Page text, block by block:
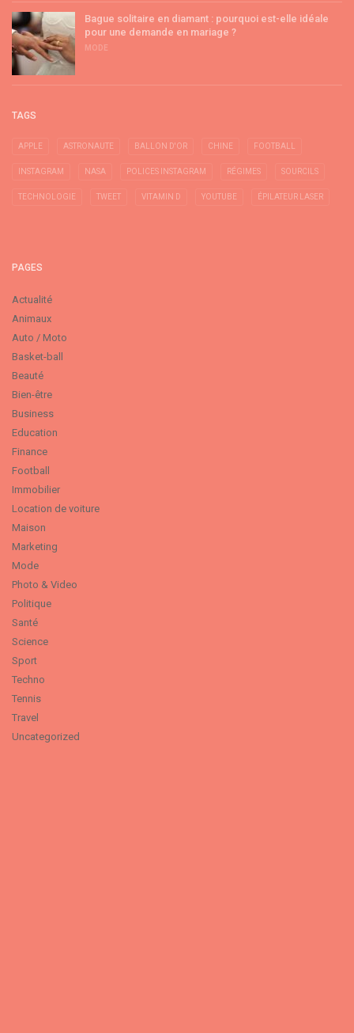
Bague solitaire en diamant : pourquoi est-elle idéale
pour une demande en mariage ?
MODE
TAGS
APPLE ASTRONAUTE BALLON D'OR CHINE FOOTBALL
INSTAGRAM NASA POLICES INSTAGRAM RÉGIMES SOURCILS
TECHNOLOGIE TWEET VITAMIN D YOUTUBE ÉPILATEUR LASER
PAGES
Actualité
Animaux
Auto / Moto
Basket-ball
Beauté
Bien-être
Business
Education
Finance
Football
Immobilier
Location de voiture
Maison
Marketing
Mode
Photo & Video
Politique
Santé
Science
Sport
Techno
Tennis
Travel
Uncategorized